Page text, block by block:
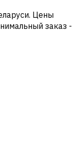
Цены
заказ -